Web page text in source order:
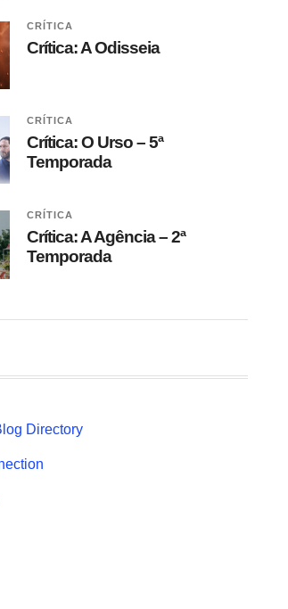
CRÍTICA
Crítica: A Odisseia
CRÍTICA
Crítica: O Urso – 5ª
Temporada
CRÍTICA
Crítica: A Agência – 2ª
Temporada
Directory